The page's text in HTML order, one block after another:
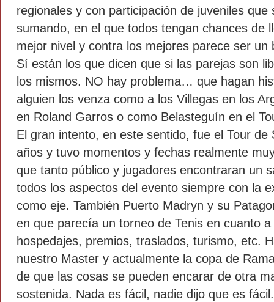
regionales y con participación de juveniles que
sumando, en el que todos tengan chances de
mejor nivel y contra los mejores parece ser un
Sí están los que dicen que si las parejas son
los mismos. NO hay problema… que hagan
alguien los venza como a los Villegas en los
en Roland Garros o como Belasteguín en el
El gran intento, en este sentido, fue el Tour de
años y tuvo momentos y fechas realmente
que tanto público y jugadores encontraran un
todos los aspectos del evento siempre con la
como eje. También Puerto Madryn y su
en que parecía un torneo de Tenis en cuanto
hospedajes, premios, traslados, turismo, etc.
nuestro Master y actualmente la copa de
de que las cosas se pueden encarar de otra
sostenida. Nada es fácil, nadie dijo que es